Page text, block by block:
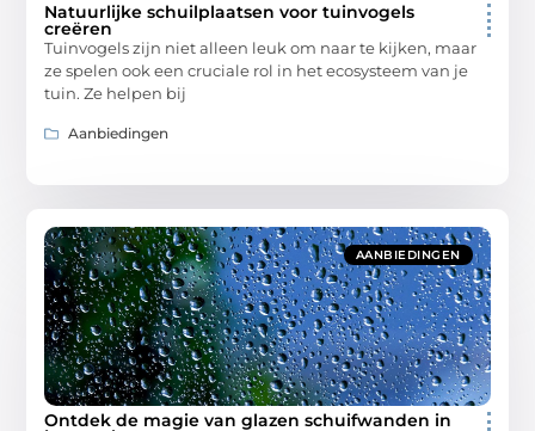
Natuurlijke schuilplaatsen voor tuinvogels
creëren
Tuinvogels zijn niet alleen leuk om naar te kijken, maar
ze spelen ook een cruciale rol in het ecosysteem van je
tuin. Ze helpen bij
Aanbiedingen
AANBIEDINGEN
Ontdek de magie van glazen schuifwanden in